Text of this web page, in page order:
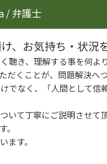
ック
/ 弁護士
、お気持ち・状況
聴き、理解する事を何よ
くことが、問題解決へ
でなく、「人間として信
いて丁寧にご説明させて
ます。